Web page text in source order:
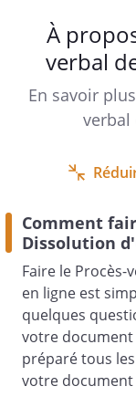
LA
SOCI
ÉTÉ
,
statuant
majorité
À
verbal
En savoir
verbal
Comment
Dissolution
Faire le Procès-
en ligne est
quelques
votre document
préparé tous
votre document